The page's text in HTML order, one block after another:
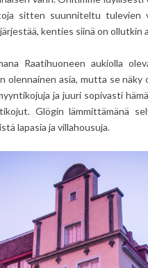
sitten suunniteltu tulevien
kenties siinä on ollutkin
Raatihuoneen aukiolla
olennainen asia, mutta se
ja juuri sopivasti
Glögin lämmittämänä
lapasia ja villahousuja.